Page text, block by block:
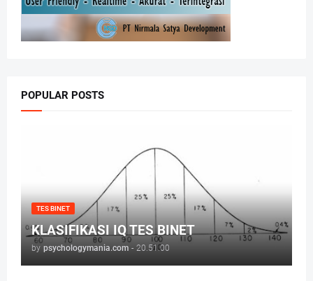
POPULAR POSTS
TES BINET
KLASIFIKASI IQ TES BINET
by psychologymania.com - 20.51.00